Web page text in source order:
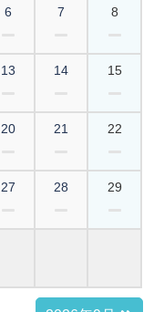
6 7 8
13 14 15
20 21 22
27 28 29